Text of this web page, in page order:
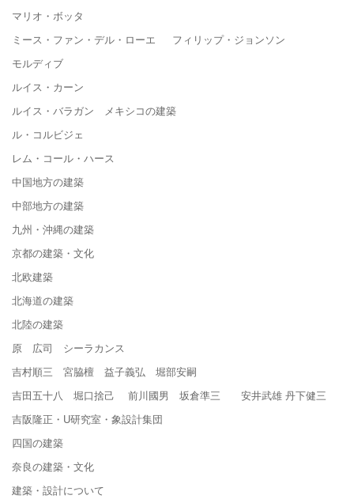
マリオ・ボッタ
ミース・ファン・デル・ローエ フィリップ・ジョンソン
モルディブ
ルイス・カーン
ルイス・バラガン メキシコの建築
ル・コルビジェ
レム・コール・ハース
中国地方の建築
中部地方の建築
九州・沖縄の建築
京都の建築・文化
北欧建築
北海道の建築
北陸の建築
原 広司 シーラカンス
吉村順三 宮脇檀 益子義弘 堀部安嗣
吉田五十八 堀口捨己 前川國男 坂倉準三 安井武雄 丹下健三
吉阪隆正・U研究室・象設計集団
四国の建築
奈良の建築・文化
建築・設計について